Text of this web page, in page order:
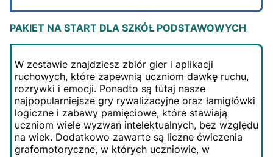
PAKIET NA START DLA SZKÓŁ PODSTAWOWYCH
W zestawie znajdziesz zbiór gier i aplikacji
ruchowych, które zapewnią uczniom dawkę ruchu,
rozrywki i emocji. Ponadto są tutaj nasze
najpopularniejsze gry rywalizacyjne oraz łamigłówki
logiczne i zabawy pamięciowe, które stawiają
uczniom wiele wyzwań intelektualnych, bez względu
na wiek. Dodatkowo zawarte są liczne ćwiczenia
grafomotoryczne, w których uczniowie, w